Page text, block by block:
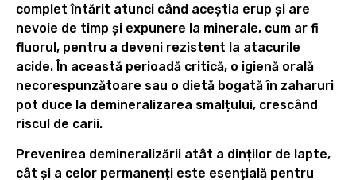
complet întărit atunci când aceștia erup și are
nevoie de timp și expunere la minerale, cum ar fi
fluorul, pentru a deveni rezistent la atacurile
acide. În această perioadă critică, o igienă orală
necorespunzătoare sau o dietă bogată în zaharuri
pot duce la demineralizarea smalțului, crescând
riscul de carii.
Prevenirea demineralizării atât a dinților de lapte,
cât și a celor permanenți este esențială pentru